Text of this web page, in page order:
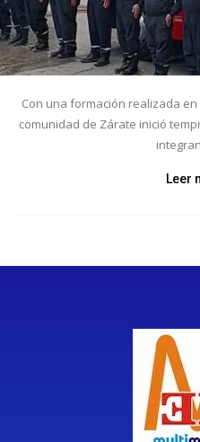
Con una formación realizada
comunidad de Zárate inició
Leer